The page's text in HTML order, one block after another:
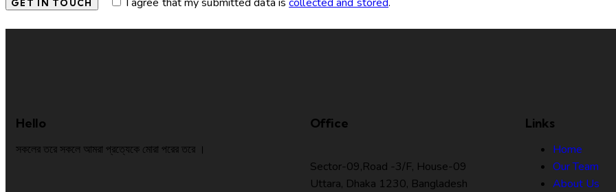
Hello
সকলের তরে সকলে আমরা প্রত্যেকে মোরা পরের তরে ।
Office
Sector-09,Road -3/F, House-09
Uttara, Dhaka 1230, Bangladesh
Links
Home
Our Team
About Us